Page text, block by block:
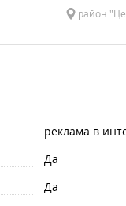
район
реклама в
Да
Да